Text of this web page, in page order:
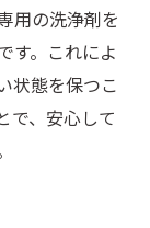
用の洗浄剤を
す。これによ
状態を保つこ
で、安心して